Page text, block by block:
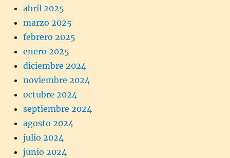
abril 2025
marzo 2025
febrero 2025
enero 2025
diciembre 2024
noviembre 2024
octubre 2024
septiembre 2024
agosto 2024
julio 2024
junio 2024